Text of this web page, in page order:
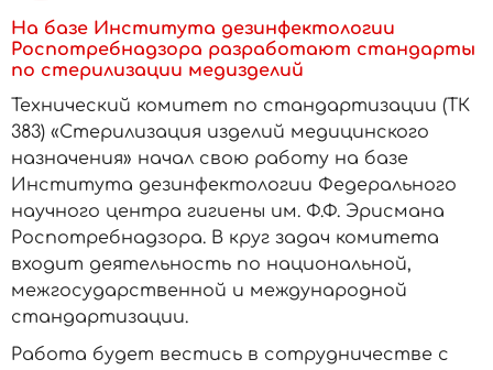
На базе Института дезинфектологии
Роспотребнадзора разработают стандарты
по стерилизации медизделий
Технический комитет по стандартизации (ТК
383) «Стерилизация изделий медицинского
назначения» начал свою работу на базе
Института дезинфектологии Федерального
научного центра гигиены им. Ф.Ф. Эрисмана
Роспотребнадзора. В круг задач комитета
входит деятельность по национальной,
межгосударственной и международной
стандартизации.
Работа будет вестись в сотрудничестве с